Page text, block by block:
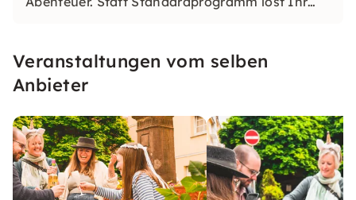
Tempo selbst. Alles, was Ihr braucht, ist ein
Smartphone und Lust auf Spannung.
Veranstaltungen vom selben
Anbieter